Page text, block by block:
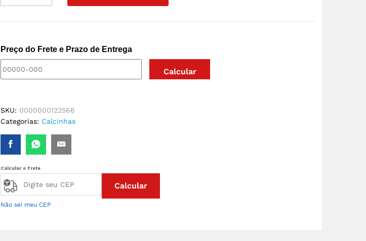
DUPLO
Preço do Frete e Prazo de Entrega
SKU: 0000000122566
Categorias: Calcinhas
Calcular o Frete
Calcular
Não sei meu CEP